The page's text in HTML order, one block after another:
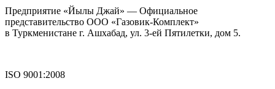
Предприятие «Йылы Джай» — Официальное
представительство ООО «Газовик-Комплект»
в Туркменистане г. Ашхабад, ул. 3-ей Пятилетки, дом 5.
ISO 9001:2008